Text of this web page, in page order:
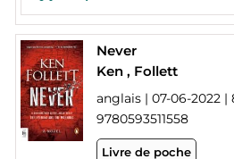
Never
Ken , Follett
anglais | 07-06-2022 |
9780593511558
Livre de poche